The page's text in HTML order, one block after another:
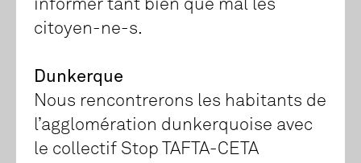
informer tant bien que mal les
citoyen-ne-s.
Dunkerque
Nous rencontrerons les habitants de
l’agglomération dunkerquoise avec
le collectif Stop TAFTA-CETA